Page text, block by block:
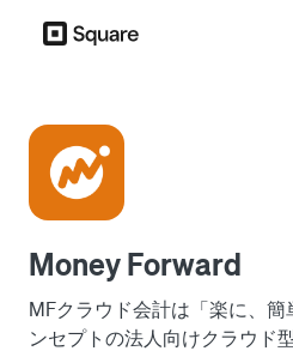
Money Forward
MFクラウド会計は「楽に、
ンセプトの法人向けクラウド